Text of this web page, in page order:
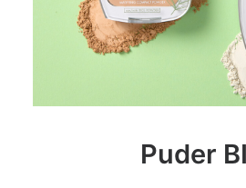
Puder